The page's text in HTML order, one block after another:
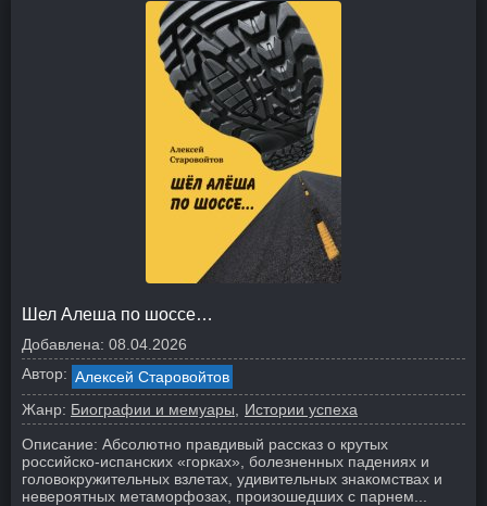
Шел Алеша по шоссе…
Добавлена: 08.04.2026
Автор: Алексей Старовойтов
Жанр: Биографии и мемуары
Истории успеха
Описание: Абсолютно правдивый рассказ о крутых
российско-испанских «горках», болезненных падениях и
головокружительных взлетах, удивительных знакомствах и
невероятных метаморфозах, произошедших с парнем...